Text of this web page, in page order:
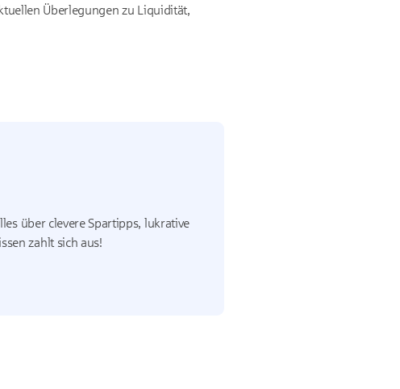
Überlegungen zu Liquidität,
über clevere Spartipps, lukrative
zahlt sich aus!